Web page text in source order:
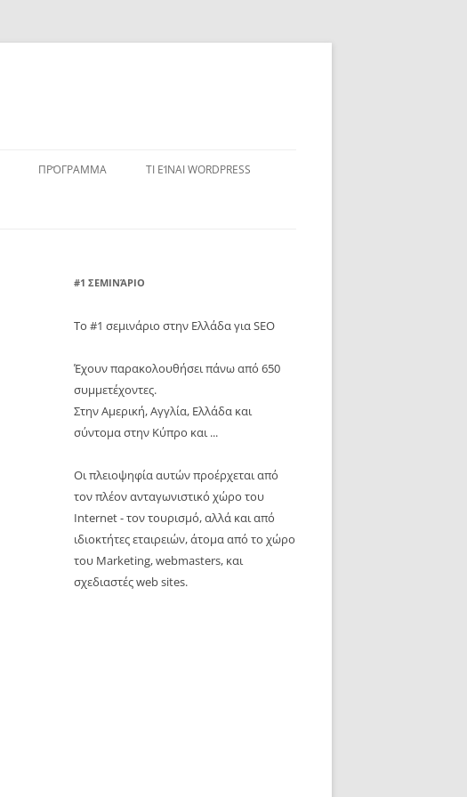
ΠΡΌΓΡΑΜΜΑ ΤΙ ΕΊΝΑΙ WORDPRESS
#1 ΣΕΜΙΝΆΡΙΟ
Το #1 σεμινάριο στην Ελλάδα για SEO
Έχουν παρακολουθήσει πάνω από 650
συμμετέχοντες.
Στην Αμερική, Αγγλία, Ελλάδα και
σύντομα στην Κύπρο και ...
Οι πλειοψηφία αυτών προέρχεται από
τον πλέον ανταγωνιστικό χώρο του
Internet - τον τουρισμό, αλλά και από
ιδιοκτήτες εταιρειών, άτομα από το χώρο
του Marketing, webmasters, και
σχεδιαστές web sites.